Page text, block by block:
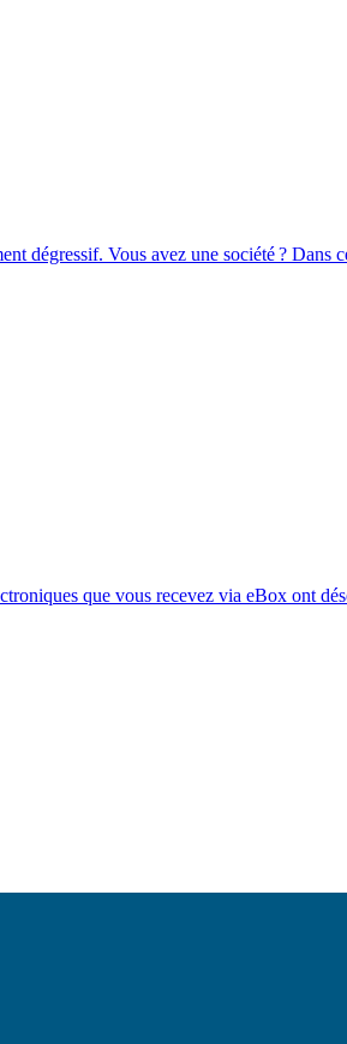
dégressif. Vous avez une société ? Dans
que vous recevez via eBox ont